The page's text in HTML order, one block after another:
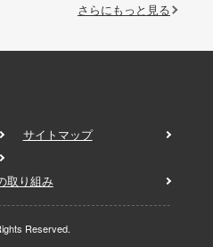
さらにもっと見る
サイトマップ
取り組み
Reserved.